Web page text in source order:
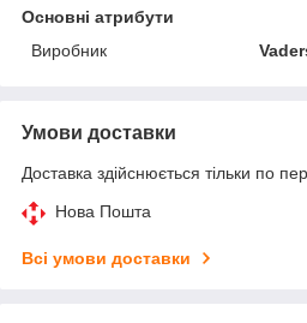
Основні атрибути
Виробник
Умови доставки
Доставка здійснюється тільки по
Нова Пошта
Всі умови доставки